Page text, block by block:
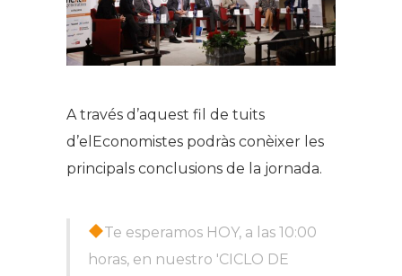
A través d’aquest fil de tuits
d’elEconomistes podràs conèixer les
principals conclusions de la jornada.
Te esperamos HOY, a las 10:00
horas, en nuestro 'CICLO DE